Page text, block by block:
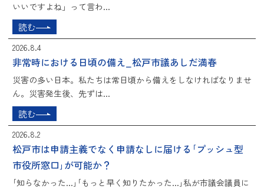
いいですよね」って言わ...
読む
2026.8.4
非常時における日頃の備え_松戸市議あしだ満春
災害の多い日本。私たちは常日頃から備えをしなければなりませ
ん。災害発生後、先ずは...
読む
2026.8.2
松戸市は申請主義でなく申請なしに届ける｢プッシュ型
市役所窓口｣が可能か？
｢知らなかった...｣｢もっと早く知りたかった...｣私が市議会議員に